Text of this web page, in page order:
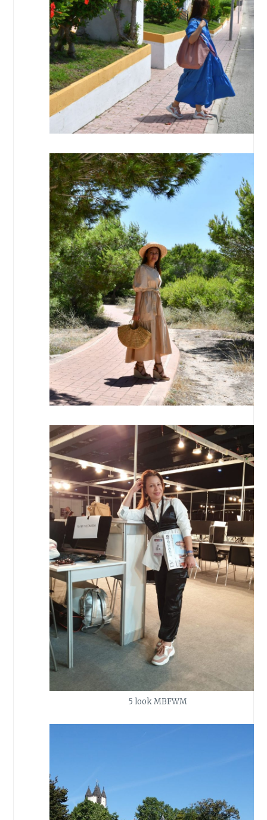
5 look MBFWM